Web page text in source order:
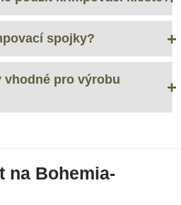
spojky?
pro výrobu
na Bohemia-